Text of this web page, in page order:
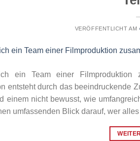
VERÖFFENTLICHT AM
ein Team einer Filmproduktion
entsteht durch das beeindruckende
einem nicht bewusst, wie
umfassenden Blick darauf, wer